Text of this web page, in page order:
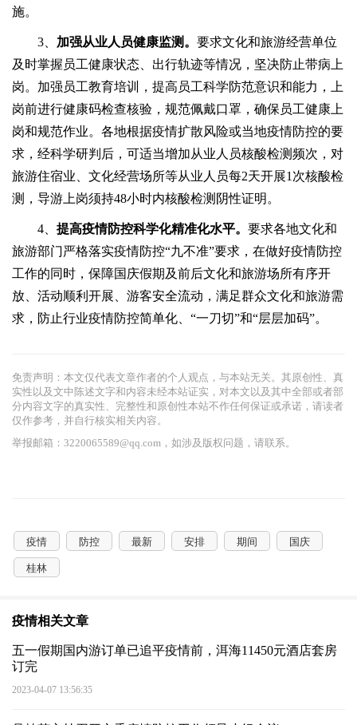
施。
3、 加强从业人员健康监测。 要求文化和旅游经营单位
及时掌握员工健康状态、出行轨迹等情况，坚决防止带病上
岗。加强员工教育培训，提高员工科学防范意识和能力，上
岗前进行健康码检查核验，规范佩戴口罩，确保员工健康上
岗和规范作业。各地根据疫情扩散风险或当地疫情防控的要
求，经科学研判后，可适当增加从业人员核酸检测频次，对
旅游住宿业、文化经营场所等从业人员每2天开展1次核酸检
测，导游上岗须持48小时内核酸检测阴性证明。
4、 提高疫情防控科学化精准化水平。 要求各地文化和
旅游部门严格落实疫情防控“九不准”要求，在做好疫情防控
工作的同时，保障国庆假期及前后文化和旅游场所有序开
放、活动顺利开展、游客安全流动，满足群众文化和旅游需
求，防止行业疫情防控简单化、“一刀切”和“层层加码”。
免责声明：本文仅代表文章作者的个人观点，与本站无关。其原创性、真
实性以及文中陈述文字和内容未经本站证实，对本文以及其中全部或者部
分内容文字的真实性、完整性和原创性本站不作任何保证或承诺，请读者
仅作参考，并自行核实相关内容。
举报邮箱：3220065589@qq.com，如涉及版权问题，请联系。
疫情 防控 最新 安排 期间 国庆
桂林
疫情相关文章
五一假期国内游订单已追平疫情前，洱海11450元酒店套房
订完
2023-04-07 13:56:35